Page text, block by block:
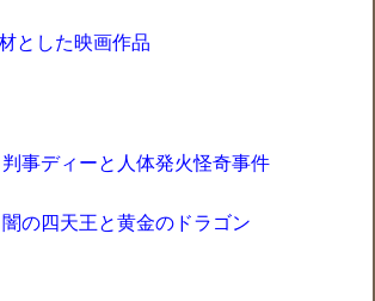
とした映画作品
事ディーと人体発火怪奇事件
の四天王と黄金のドラゴン